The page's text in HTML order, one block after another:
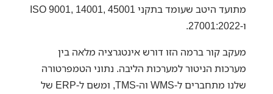
מתועד היטב שעומד בתקני ISO 9001, 14001, 45001
ו-27001:2022.
מעקב קור ברמה הזו דורש אינטגרציה מלאה בין
מערכות הניטור למערכות הליבה. נתוני הטמפרטורה
שלנו מתחברים ל-WMS וה-TMS, ומשם ל-ERP של